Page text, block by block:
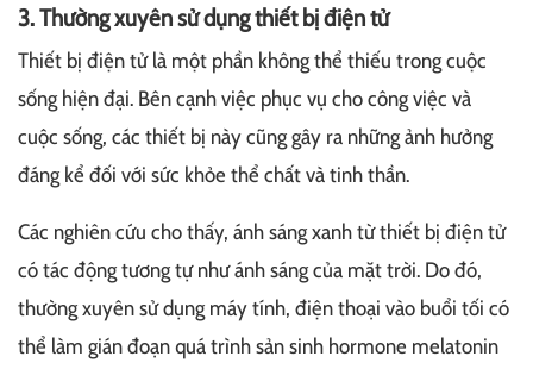
3. Thường xuyên sử dụng thiết bị điện tử
Thiết bị điện tử là một phần không thể thiếu trong cuộc
sống hiện đại. Bên cạnh việc phục vụ cho công việc và
cuộc sống, các thiết bị này cũng gây ra những ảnh hưởng
đáng kể đối với sức khỏe thể chất và tinh thần.
Các nghiên cứu cho thấy, ánh sáng xanh từ thiết bị điện tử
có tác động tương tự như ánh sáng của mặt trời. Do đó,
thường xuyên sử dụng máy tính, điện thoại vào buổi tối có
thể làm gián đoạn quá trình sản sinh hormone melatonin